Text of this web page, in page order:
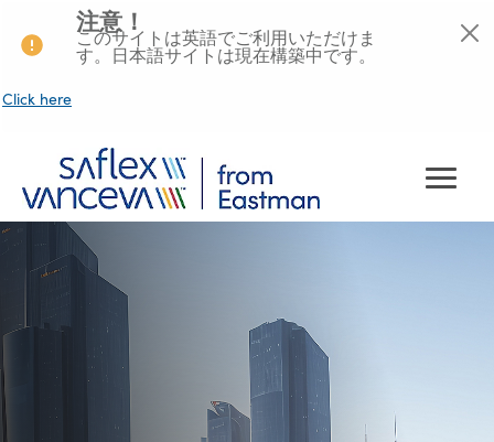
注意！
このサイトは英語でご利用いただけま
す。日本語サイトは現在構築中です。
Click here